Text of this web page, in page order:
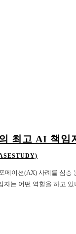
최고 AI 책임
메이션(AX) 사례를 심
자는 어떤 역할을 하고